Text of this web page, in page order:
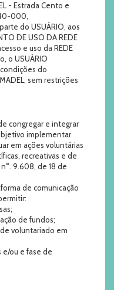
- Estrada Cento e
000,
do USUÁRIO, aos
DE USO DA REDE
e uso da REDE
o USUÁRIO
do
sem restrições
congregar e integrar
implementar
em ações voluntárias
recreativas e de
9.608, de 18 de
de comunicação
de fundos;
voluntariado em
e/ou e fase de